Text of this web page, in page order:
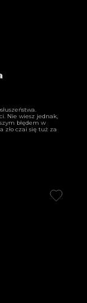
Nie wiesz jednak,
błędem w
zło czai się tuż za